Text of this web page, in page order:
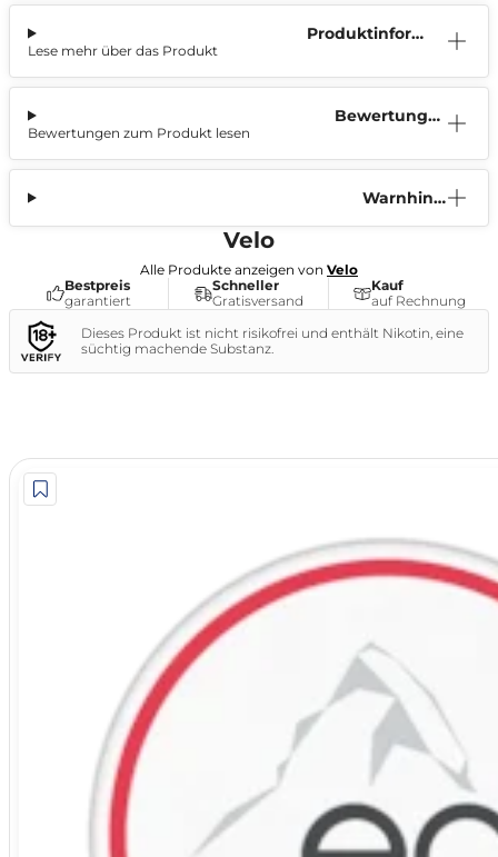
Produktinform
Lese mehr über das Produkt
Bewertunge
Bewertungen zum Produkt lesen
Warnhinw
Velo
Alle Produkte anzeigen von Velo
Bestpreis
garantiert
Schneller
Gratisversand
Kauf
auf Rechnung
Dieses Produkt ist nicht risikofrei und enthält Nikotin, eine
süchtig machende Substanz.